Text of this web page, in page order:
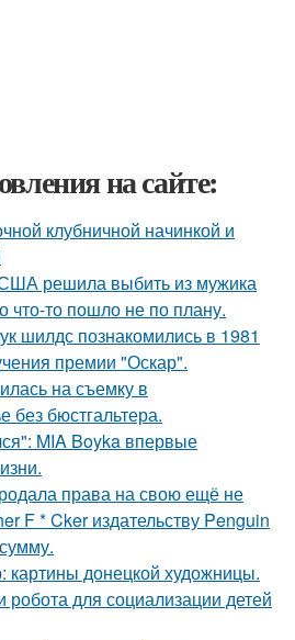
на сайте:
клубничной начинкой и
решила выбить из мужика
что-то пошло не по плану.
шилдс познакомились в 1981
премии "Оскар".
на съемку в
без бюстгальтера.
MIA Boyka впервые
права на свою ещё не
F * Cker издательству Penguin
картины донецкой художницы.
робота для социализации детей